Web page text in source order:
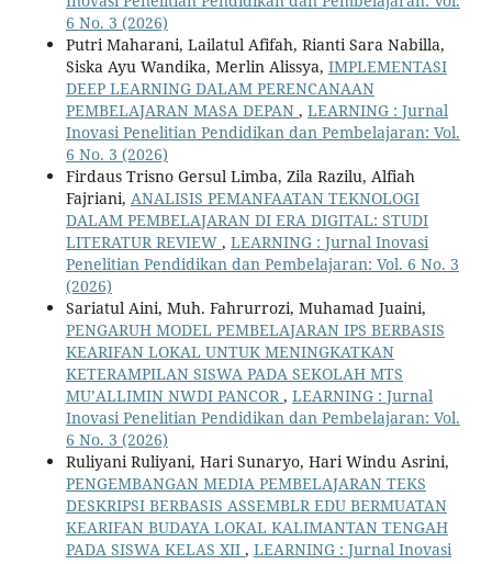
6 No. 3 (2026)
Putri Maharani, Lailatul Afifah, Rianti Sara Nabilla,
Siska Ayu Wandika, Merlin Alissya, IMPLEMENTASI
DEEP LEARNING DALAM PERENCANAAN
PEMBELAJARAN MASA DEPAN , LEARNING : Jurnal
Inovasi Penelitian Pendidikan dan Pembelajaran: Vol.
6 No. 3 (2026)
Firdaus Trisno Gersul Limba, Zila Razilu, Alfiah
Fajriani, ANALISIS PEMANFAATAN TEKNOLOGI
DALAM PEMBELAJARAN DI ERA DIGITAL: STUDI
LITERATUR REVIEW , LEARNING : Jurnal Inovasi
Penelitian Pendidikan dan Pembelajaran: Vol. 6 No. 3
(2026)
Sariatul Aini, Muh. Fahrurrozi, Muhamad Juaini,
PENGARUH MODEL PEMBELAJARAN IPS BERBASIS
KEARIFAN LOKAL UNTUK MENINGKATKAN
KETERAMPILAN SISWA PADA SEKOLAH MTS
MU’ALLIMIN NWDI PANCOR, LEARNING : Jurnal
Inovasi Penelitian Pendidikan dan Pembelajaran: Vol.
6 No. 3 (2026)
Ruliyani Ruliyani, Hari Sunaryo, Hari Windu Asrini,
PENGEMBANGAN MEDIA PEMBELAJARAN TEKS
DESKRIPSI BERBASIS ASSEMBLR EDU BERMUATAN
KEARIFAN BUDAYA LOKAL KALIMANTAN TENGAH
PADA SISWA KELAS XII , LEARNING : Jurnal Inovasi